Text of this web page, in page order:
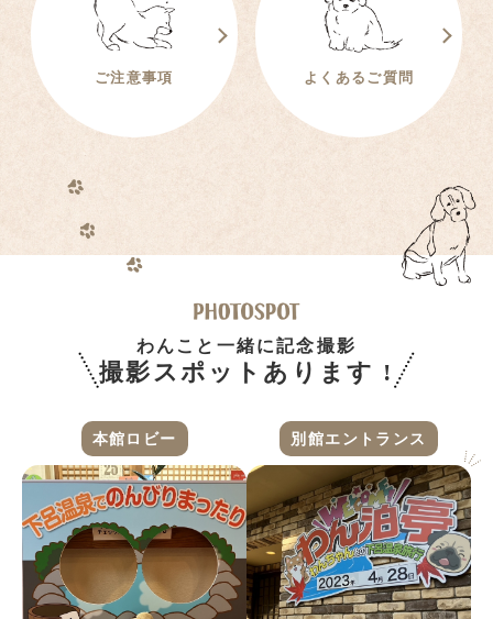
ご注意事項 よくあるご質問
わんこと一緒に記念撮影
撮影スポットあります !
本館ロビー 別館エントランス